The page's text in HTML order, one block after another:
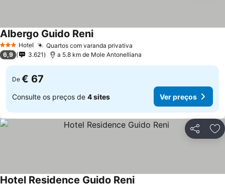
3 EstrelasHotel Quartos com varanda privativa
Albergo Guido ReniVer preços
6,9 3.621 a 5.8 km de Mole Antonelliana
De € 67
Consulte os preços de 4 sites Ver preços
Partilhar
Hotel Residence Guido ReniVer preços